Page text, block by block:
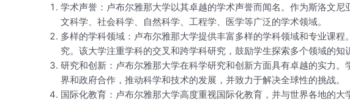
学术声誉：卢布尔雅那大学以其卓越的学术声誉而闻名。作为斯洛文
文科学、社会科学、自然科学、工程学、医学等广泛的学术领域。
多样的学科领域：卢布尔雅那大学提供丰富多样的学科领域和专业课
究。该大学注重学科的交叉和跨学科研究，鼓励学生探索多个领域的知
研究和创新：卢布尔雅那大学在科学研究和创新方面具有卓越的实力
界和政府合作，推动科学和技术的发展，并致力于解决全球性的挑战。
国际化教育：卢布尔雅那大学高度重视国际化教育，并与世界各地的